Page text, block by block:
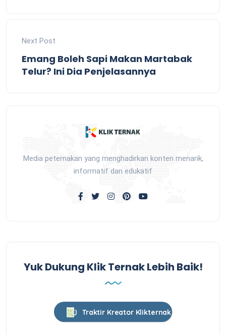
Next Post
Emang Boleh Sapi Makan Martabak
Telur? Ini Dia Penjelasannya
Media peternakan yang menghadirkan konten menarik,
informatif dan edukatif
Yuk Dukung Klik Ternak Lebih Baik!
Traktir Kreator Klikternak